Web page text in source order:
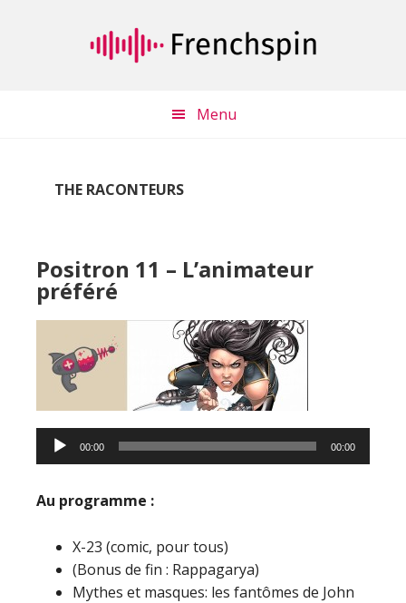
Menu
THE RACONTEURS
Positron 11 – L’animateur
préféré
00:00 00:00
Au programme :
X-23 (comic, pour tous)
(Bonus de fin : Rappagarya)
Mythes et masques: les fantômes de John